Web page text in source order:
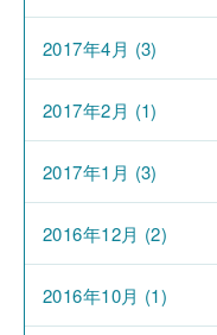
2017年4月 (3)
2017年2月 (1)
2017年1月 (3)
2016年12月 (2)
2016年10月 (1)